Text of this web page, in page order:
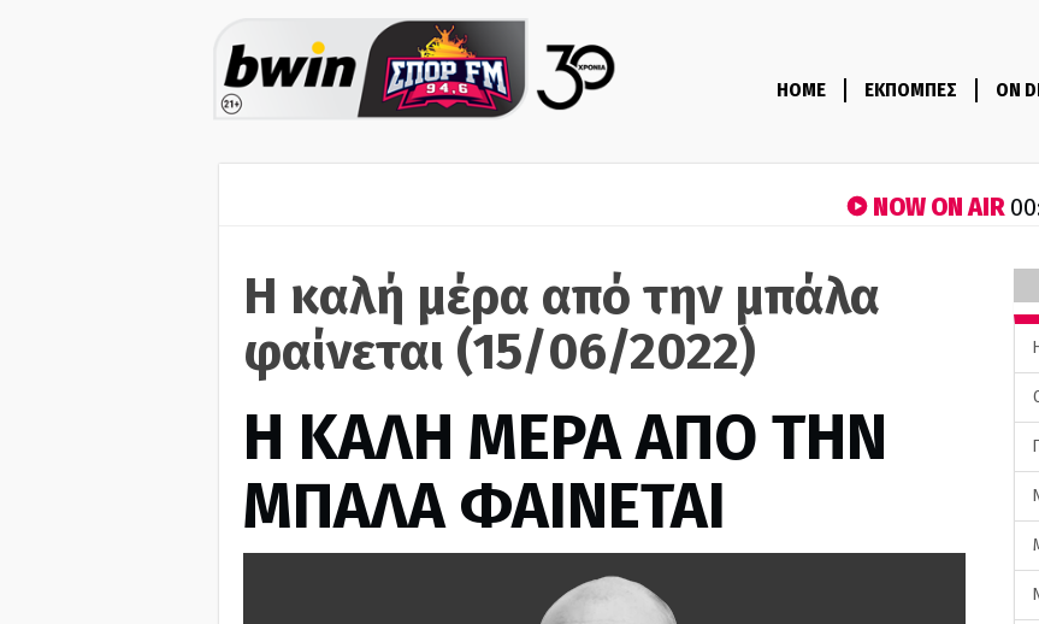
HOME ΕΚΠΟΜΠΕΣ ON
NOW ON AIR
Η καλή μέρα από την μπάλα
φαίνεται (15/06/2022)
H ΚΑΛΗ ΜΕΡΑ ΑΠΟ ΤΗΝ
ΜΠΑΛΑ ΦΑΙΝΕΤΑΙ